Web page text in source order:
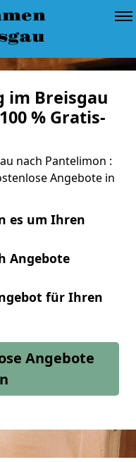
im Breisgau
% Gratis-
nach Pantelimon :
Angebote in
es um Ihren
Angebote
für Ihren
Angebote